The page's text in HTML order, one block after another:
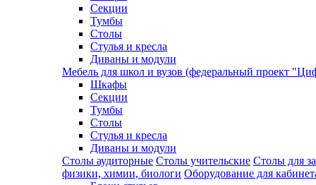
Секции
Тумбы
Столы
Стулья и кресла
Диваны и модули
Мебель для школ и вузов (федеральный проект
Шкафы
Секции
Тумбы
Столы
Стулья и кресла
Диваны и модули
Столы аудиторные Столы учительские Столы для
физики, химии, биологи Оборудование для